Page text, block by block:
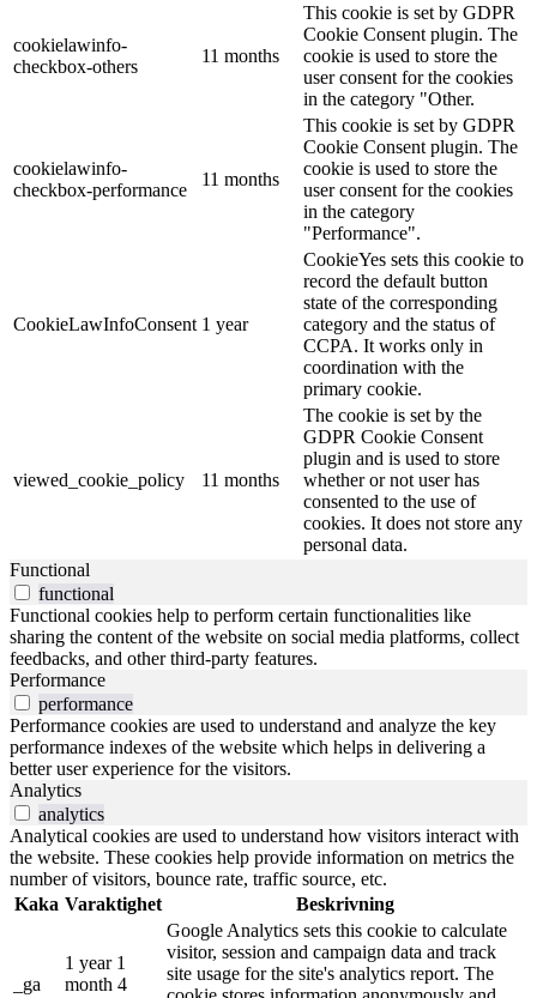
cookielawinfo-
checkbox-others
11 months
This cookie is set by GDPR
Cookie Consent plugin. The
cookie is used to store the
user consent for the cookies
in the category "Other.
cookielawinfo-
checkbox-performance
11 months
This cookie is set by GDPR
Cookie Consent plugin. The
cookie is used to store the
user consent for the cookies
in the category
"Performance".
CookieLawInfoConsent 1 year
CookieYes sets this cookie to
record the default button
state of the corresponding
category and the status of
CCPA. It works only in
coordination with the
primary cookie.
viewed_cookie_policy 11 months
The cookie is set by the
GDPR Cookie Consent
plugin and is used to store
whether or not user has
consented to the use of
cookies. It does not store any
personal data.
Functional
functional
Functional cookies help to perform certain functionalities like
sharing the content of the website on social media platforms, collect
feedbacks, and other third-party features.
Performance
performance
Performance cookies are used to understand and analyze the key
performance indexes of the website which helps in delivering a
better user experience for the visitors.
Analytics
analytics
Analytical cookies are used to understand how visitors interact with
the website. These cookies help provide information on metrics the
number of visitors, bounce rate, traffic source, etc.
Kaka Varaktighet Beskrivning
_ga
1 year 1
month 4
Google Analytics sets this cookie to calculate
visitor, session and campaign data and track
site usage for the site's analytics report. The